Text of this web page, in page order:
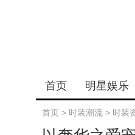
首页 明星娱乐
首页 > 时装潮流 > 时装